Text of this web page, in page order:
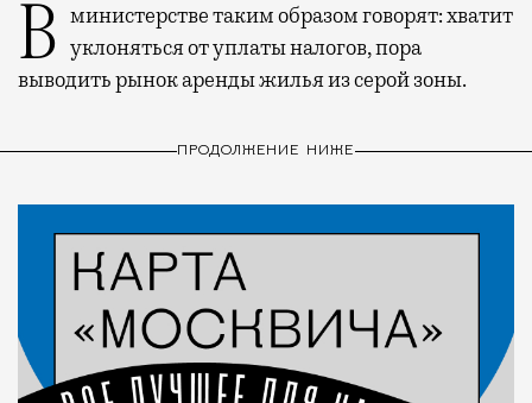
В министерстве таким образом говорят: хватит уклоняться от уплаты налогов, пора
выводить рынок аренды жилья из серой зоны.
ПРОДОЛЖЕНИЕ НИЖЕ